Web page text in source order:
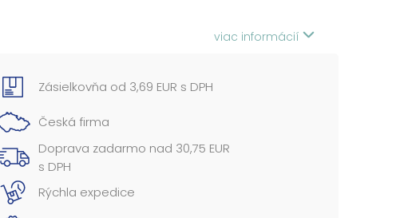
viac informácií
Zásielkovňa od 3,69 EUR s DPH
Česká firma
Doprava zadarmo nad 30,75 EUR
s DPH
Rýchla expedice